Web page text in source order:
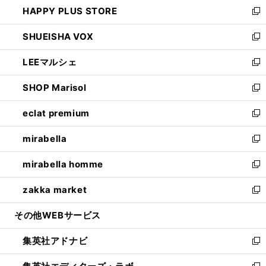
ド
ウ
で
開
く
ィ
ン
ド
ウ
で
開
く
い
ウ
ィ
ン
ド
ウ
で
開
く
HAPPY PLUS STORE
新
し
い
ウ
ィ
ン
ド
ウ
で
開
く
SHUEISHA VOX
新
し
い
ウ
ィ
ン
ド
ウ
で
開
く
LEEマルシェ
新
し
い
ウ
ィ
ン
ド
ウ
で
開
く
SHOP Marisol
新
し
い
ウ
ィ
ン
ド
ウ
で
開
eclat premium
新
し
い
ウ
ィ
ン
ド
ウ
開
く
mirabella
新
し
い
ウ
ィ
ン
ウ
で
開
mirabella homme
新
し
い
ウ
ン
ド
ウ
zakka market
新
し
ウ
ィ
ン
その他WEBサービス
集英社アドナビ
新
し